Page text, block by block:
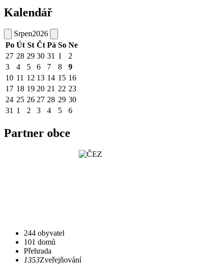
Kalendář
Srpen2026
Po Út St Čt Pá So Ne
27 28 29 30 31 1
2
3
4 5 6 7 8
9
10 11 12 13 14 15 16
17 18 19 20 21 22 23
24 25 26 27 28 29 30
31 1 2 3 4 5 6
Partner obce
244 obyvatel
101 domů
Přehrada
1353Zveřejňování